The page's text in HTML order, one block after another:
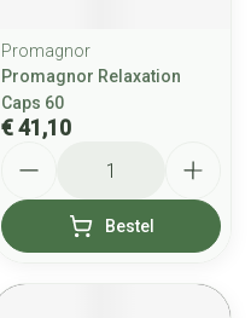
Promagnor
Promagnor Relaxation
Caps 60
€ 41,10
Bestel